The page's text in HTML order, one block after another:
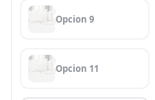
Opcion 9
Opcion 11